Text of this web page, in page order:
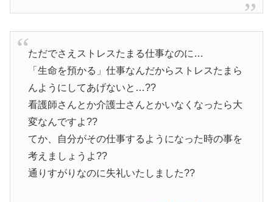
ただでさえストレスたまる仕事なのに…
「生命を預かる」仕事なんだからストレスたまら
んようにしてあげないと…??
看護師さんとか介護士さんとかいなくなったら大
変なんですよ??
てか、自分がその仕事するようになった時の事を
考えましょうよ??
通りすがりなのに失礼いたしました??